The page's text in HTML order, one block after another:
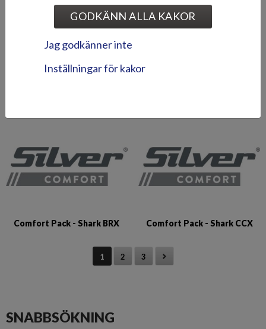
Comfort Pack - Shark BRX Comfort Pack - Shark CCX
1 2 3
SNABBSÖKNING
GODKÄNN ALLA KAKOR
Jag godkänner inte
Inställningar för kakor